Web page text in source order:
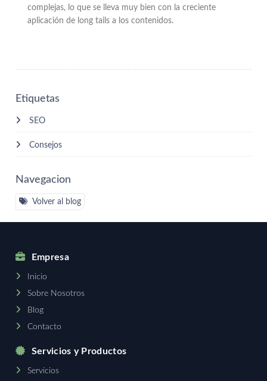
complejas, lo que se lleva muy bien con la creciente
aplicación de long tails a los contenidos.
Etiquetas
SEO
Consejos
Navegacion
Volver al blog
Empresa
Inicio
Sobre Nosotros
Blog
Contacto
Servicios y Productos
Servicios